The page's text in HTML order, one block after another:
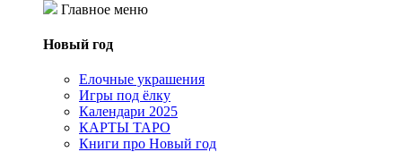
Главное меню
Новый год
Елочные украшения
Игры под ёлку
Календари 2025
КАРТЫ ТАРО
Книги про Новый год